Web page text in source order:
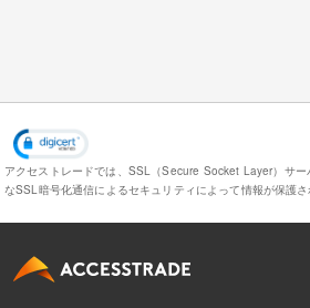
アクセストレードでは、SSL（Secure Socket Layer）サ
なSSL暗号化通信によるセキュリティによって情報が保護さ